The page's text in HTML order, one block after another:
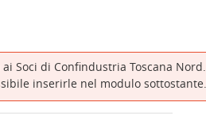
DI CONTROLLO
PICCOLA
GRUPPI DI
Soci di Confindustria Toscana Nord.
inserirle nel modulo sottostante.